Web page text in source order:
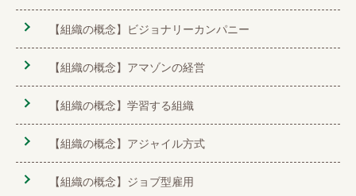
【組織の概念】ビジョナリーカンパニー
【組織の概念】アマゾンの経営
【組織の概念】学習する組織
【組織の概念】アジャイル方式
【組織の概念】ジョブ型雇用